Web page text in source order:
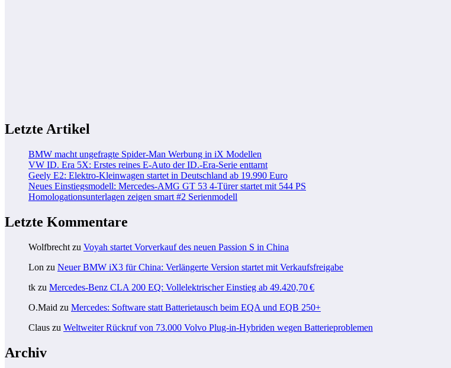
Letzte Artikel
BMW macht ungefragte Spider-Man Werbung in iX Modellen
VW ID. Era 5X: Erstes reines E-Auto der ID.-Era-Serie enttarnt
Geely E2: Elektro-Kleinwagen startet in Deutschland ab 19.990 Euro
Neues Einstiegsmodell: Mercedes-AMG GT 53 4-Türer startet mit 544 PS
Homologationsunterlagen zeigen smart #2 Serienmodell
Letzte Kommentare
Wolfbrecht zu Voyah startet Vorverkauf des neuen Passion S in China
Lon zu Neuer BMW iX3 für China: Verlängerte Version startet mit Verkaufsfreigabe
tk zu Mercedes-Benz CLA 200 EQ: Vollelektrischer Einstieg ab 49.420,70 €
O.Maid zu Mercedes: Software statt Batterietausch beim EQA und EQB 250+
Claus zu Weltweiter Rückruf von 73.000 Volvo Plug-in-Hybriden wegen Batterieproblemen
Archiv